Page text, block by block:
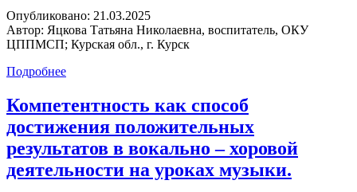
Опубликовано: 21.03.2025
Автор: Яцкова Татьяна Николаевна, воспитатель, ОКУ
ЦППМСП; Курская обл., г. Курск
Подробнее
Компетентность как способ
достижения положительных
результатов в вокально – хоровой
деятельности на уроках музыки.